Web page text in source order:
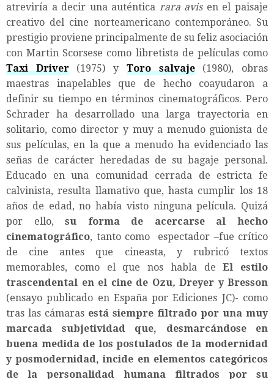
atreviría a decir una auténtica rara avisen el paisaje
creativo del cine norteamericano contemporáneo. Su
prestigio proviene principalmente de su feliz asociación
con Martin Scorsese como libretista de películas como
Taxi Driver(1975) y Toro salvaje(1980), obras
maestras inapelables que de hecho coayudaron a
definir su tiempo en términos cinematográficos. Pero
Schrader ha desarrollado una larga trayectoria en
solitario, como director y muy a menudo guionista de
sus películas, en la que a menudo ha evidenciado las
señas de carácter heredadas de su bagaje personal.
Educado en una comunidad cerrada de estricta fe
calvinista, resulta llamativo que, hasta cumplir los 18
años de edad, no había visto ninguna película. Quizá
por ello,su forma de acercarse al hecho
cinematográfico, tanto como espectador –fue crítico
de cine antes que cineasta, y rubricó textos
memorables, como el que nos habla deEl estilo
trascendental en el cine de Ozu, Dreyer y Bresson
(ensayo publicado en España por Ediciones JC)- como
tras las cámaras está siempre filtrado por una muy
marcada subjetividad que, desmarcándose en
buena medida de los postulados de la modernidad
y posmodernidad, incide en elementos categóricos
de la personalidad humana filtrados por su